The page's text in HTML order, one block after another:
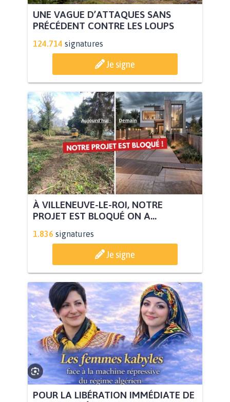
UNE VAGUE D’ATTAQUES SANS
PRÉCÉDENT CONTRE LES LOUPS
124.714 signatures
Je signe
À VILLENEUVE-LE-ROI, NOTRE
PROJET EST BLOQUÉ ON A...
1.836 signatures
Je signe
POUR LA LIBÉRATION IMMÉDIATE DE